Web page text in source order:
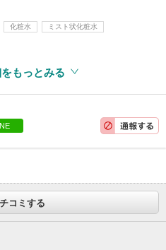
化粧水 ミスト状化粧水
もっとみる
コミする